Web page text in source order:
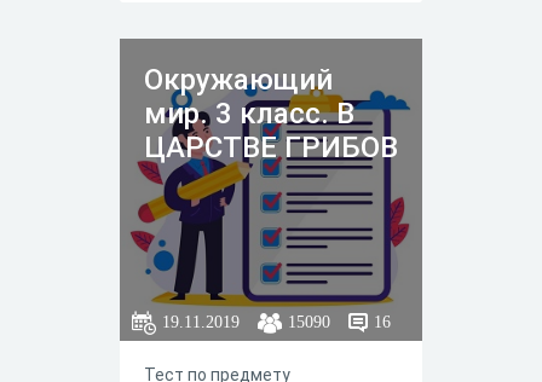
Окружающий
мир. 3 класс. В
ЦАРСТВЕ ГРИБОВ
19.11.2019 15090 16
Тест по предмету